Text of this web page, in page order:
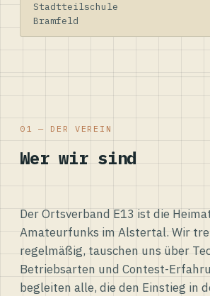
Stadtteilschule
Bramfeld
01 — DER VEREIN
Wer wir sind
Der Ortsverband E13 ist die
Amateurfunks im Alstertal. Wir
regelmäßig, tauschen uns über
Betriebsarten und Contest-
begleiten alle, die den Einstieg in